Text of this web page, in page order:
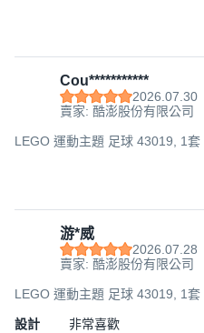
Cou***********
2026.07.30
賣家: 酷澎股份有限公司
LEGO 運動主題 足球 43019, 1套
游*威
2026.07.28
賣家: 酷澎股份有限公司
LEGO 運動主題 足球 43019, 1套
設計 非常喜歡